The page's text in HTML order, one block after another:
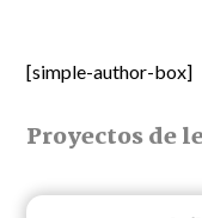
[simple-author-box]
Proyectos de